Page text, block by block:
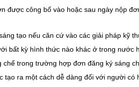
được công bố vào hoặc sau ngày nộp
tạo nếu căn cứ vào các giải pháp kỹ
bất kỳ hình thức nào khác ở trong
chế trong trường hợp đơn đăng ký sáng
tạo ra một cách dễ dàng đối với người